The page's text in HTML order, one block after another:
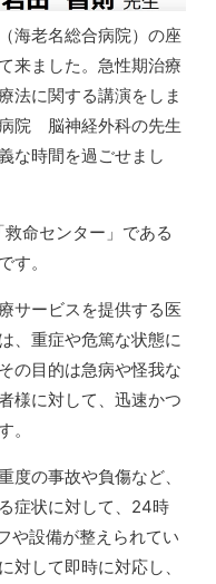
海老名総合病院）の座
来ました。急性期治療
法に関する講演をしま
院 脳神経外科の先生
な時間を過ごせまし
命センター」である
す。
サービスを提供する医
、重症や危篤な状態に
の目的は急病や怪我な
様に対して、迅速かつ
。
度の事故や負傷など、
症状に対して、24時
や設備が整えられてい
対して即時に対応し、